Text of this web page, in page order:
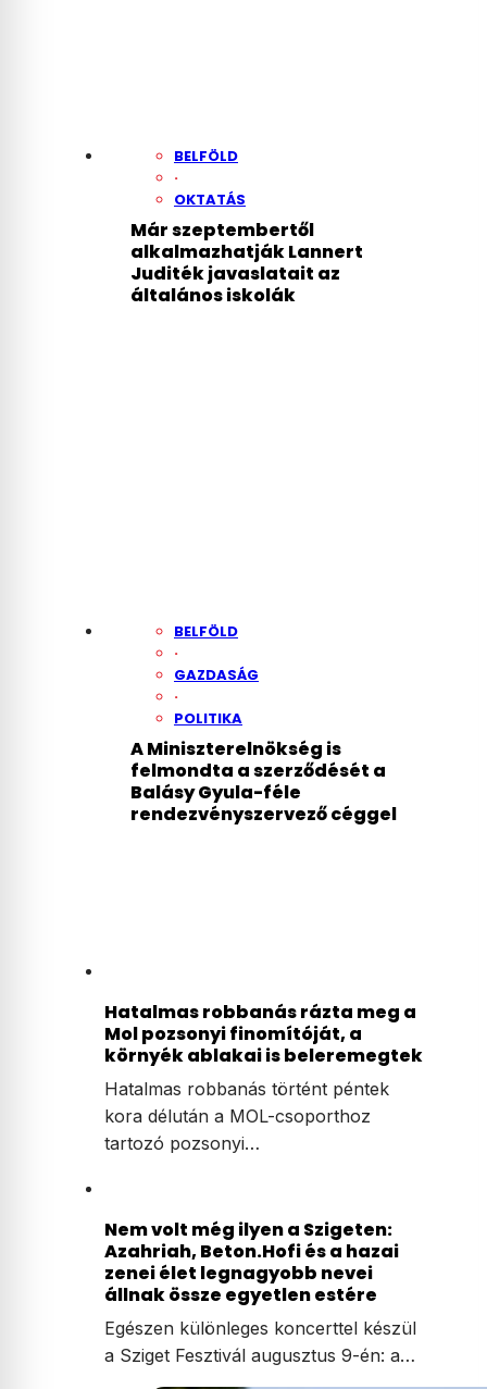
BELFÖLD
·
OKTATÁS
Már szeptembertől
alkalmazhatják Lannert
Juditék javaslatait az
általános iskolák
BELFÖLD
·
GAZDASÁG
·
POLITIKA
A Miniszterelnökség is
felmondta a szerződését a
Balásy Gyula-féle
rendezvényszervező céggel
Hatalmas robbanás rázta meg a
Mol pozsonyi finomítóját, a
környék ablakai is beleremegtek
Hatalmas robbanás történt péntek
kora délután a MOL-csoporthoz
tartozó pozsonyi…
Nem volt még ilyen a Szigeten:
Azahriah, Beton.Hofi és a hazai
zenei élet legnagyobb nevei
állnak össze egyetlen estére
Egészen különleges koncerttel készül
a Sziget Fesztivál augusztus 9-én: a…